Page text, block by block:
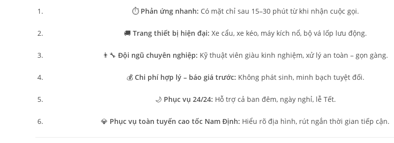
⏱️ Phản ứng nhanh: Có mặt chỉ sau 15–30 phút từ khi nhận cuộc gọi.
🚚 Trang thiết bị hiện đại: Xe cẩu, xe kéo, máy kích nổ, bộ vá lốp lưu động.
👨‍🔧 Đội ngũ chuyên nghiệp: Kỹ thuật viên giàu kinh nghiệm, xử lý an toàn – gọn gàng.
💰 Chi phí hợp lý – báo giá trước: Không phát sinh, minh bạch tuyệt đối.
🌙 Phục vụ 24/24: Hỗ trợ cả ban đêm, ngày nghỉ, lễ Tết.
💎 Phục vụ toàn tuyến cao tốc Nam Định: Hiểu rõ địa hình, rút ngắn thời gian tiếp cận.